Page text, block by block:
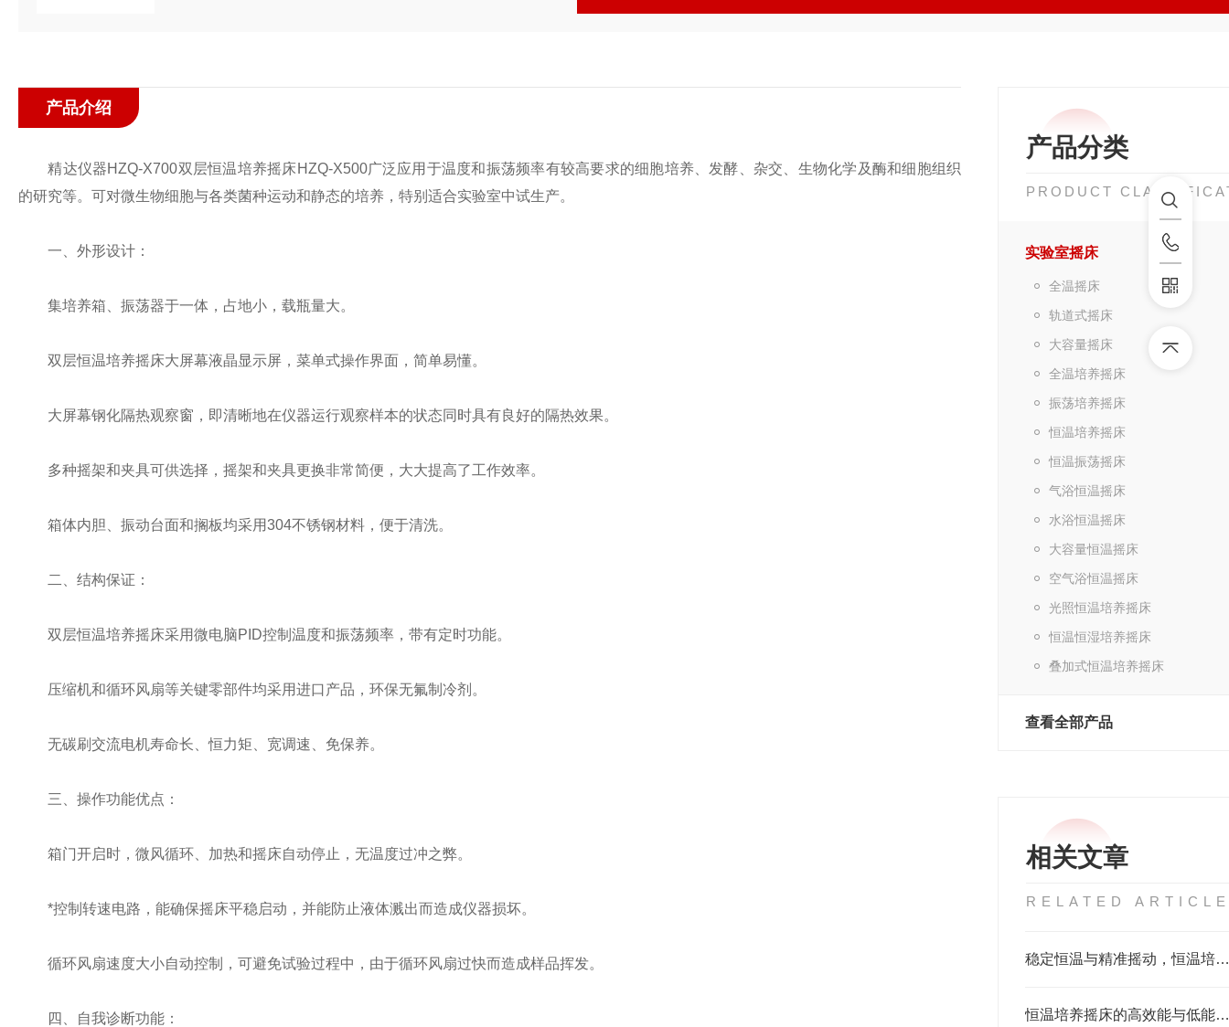
产品分类
PRODUCT
实验室摇床
全温摇床
轨道式摇床
大容量摇床
全温培养摇床
振荡培养摇床
恒温培养摇床
恒温振荡摇床
气浴恒温摇床
水浴恒温摇床
大容量恒温摇床
空气浴恒温摇床
光照恒温培养摇床
恒温恒湿培养摇床
叠加式恒温培养摇床
查看全部产品
相关文章
RELATED
稳定恒温与精准摇动，恒温培养摇床的优势
恒温培养摇床的高效能与低能耗优势概述
产品介绍
精达仪器HZQ-X700双层恒温培养摇床HZQ-X500广泛应用于温度和振荡频率有较高要求的细胞培养、发酵、杂交、生物化学及酶和细胞组织
的研究等。可对微生物细胞与各类菌种运动和静态的培养，特别适合实验室中试生产。
一、外形设计：
集培养箱、振荡器于一体，占地小，载瓶量大。
双层恒温培养摇床大屏幕液晶显示屏，菜单式操作界面，简单易懂。
大屏幕钢化隔热观察窗，即清晰地在仪器运行观察样本的状态同时具有良好的隔热效果。
多种摇架和夹具可供选择，摇架和夹具更换非常简便，大大提高了工作效率。
箱体内胆、振动台面和搁板均采用304不锈钢材料，便于清洗。
二、结构保证：
双层恒温培养摇床采用微电脑PID控制温度和振荡频率，带有定时功能。
压缩机和循环风扇等关键零部件均采用进口产品，环保无氟制冷剂。
无碳刷交流电机寿命长、恒力矩、宽调速、免保养。
三、操作功能优点：
箱门开启时，微风循环、加热和摇床自动停止，无温度过冲之弊。
*控制转速电路，能确保摇床平稳启动，并能防止液体溅出而造成仪器损坏。
循环风扇速度大小自动控制，可避免试验过程中，由于循环风扇过快而造成样品挥发。
四、自我诊断功能：